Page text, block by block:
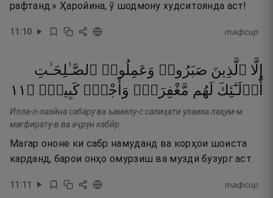
рафтанд.» Ҳаройина, ӯ шодмону худситоянда аст!
11:10 тафсир
إِلَّا ٱلَّذِينَ صَبَرُوا۟ وَعَمِلُوا۟ ٱلصَّـٰلِحَـٰتِ
أُو۟لَـٰٓئِكَ لَهُم مَّغْفِرَةٌۭ وَأَجْرٌۭ كَبِيرٌۭ ۝ ١١
Илла-л-лазӣна сабару ва ъамилу-с салиҳати улаика лаҳум-м
мағфирату-в ва аҷрун кабӣр.
Магар ононе ки сабр намуданд ва корҳои шоиста
карданд, барои онҳо омурзиш ва музди бузург аст.
11:11 тафсир